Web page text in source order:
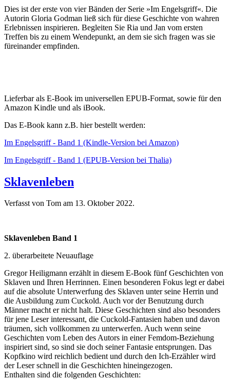
Dies ist der erste von vier Bänden der Serie »Im Engelsgriff«. Die
Autorin Gloria Godman ließ sich für diese Geschichte von wahren
Erlebnissen inspirieren. Begleiten Sie Ria und Jan vom ersten
Treffen bis zu einem Wendepunkt, an dem sie sich fragen was sie
füreinander empfinden.
Lieferbar als E-Book im universellen EPUB-Format, sowie für den
Amazon Kindle und als iBook.
Das E-Book kann z.B. hier bestellt werden:
Im Engelsgriff - Band 1 (Kindle-Version bei Amazon)
Im Engelsgriff - Band 1 (EPUB-Version bei Thalia)
Sklavenleben
Verfasst von Tom am 13. Oktober 2022.
Sklavenleben Band 1
2. überarbeitete Neuauflage
Gregor Heiligmann erzählt in diesem E-Book fünf Geschichten von
Sklaven und Ihren Herrinnen. Einen besonderen Fokus legt er dabei
auf die absolute Unterwerfung des Sklaven unter seine Herrin und
die Ausbildung zum Cuckold. Auch vor der Benutzung durch
Männer macht er nicht halt. Diese Geschichten sind also besonders
für jene Leser interessant, die Cuckold-Fantasien haben und davon
träumen, sich vollkommen zu unterwerfen. Auch wenn seine
Geschichten vom Leben des Autors in einer Femdom-Beziehung
inspiriert sind, so sind sie doch seiner Fantasie entsprungen. Das
Kopfkino wird reichlich bedient und durch den Ich-Erzähler wird
der Leser schnell in die Geschichten hineingezogen.
Enthalten sind die folgenden Geschichten: